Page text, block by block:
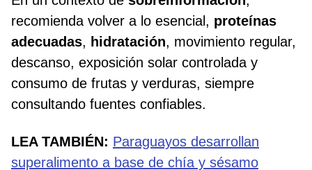
recomienda volver a lo esencial, proteínas
adecuadas, hidratación, movimiento regular,
descanso, exposición solar controlada y
consumo de frutas y verduras, siempre
consultando fuentes confiables.
LEA TAMBIÉN: Paraguayos desarrollan
superalimento a base de chía y sésamo